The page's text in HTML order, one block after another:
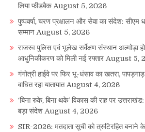
लिया फीडबैक August 5, 2026
पुष्पवर्षा, चरण प्रक्षालन और सेवा का संदेश: सीएम
सम्मान August 5, 2026
राजस्व पुलिस एवं भूलेख सर्वेक्षण संस्थान अल्मोड़ा
आधुनिकीकरण को मिली नई रफ्तार August 5,
गंगोत्री हाईवे पर फिर भू-धंसाव का खतरा,
बाधित रहा यातायात August 4, 2026
‘बिना रुके, बिना थके’ विकास की राह पर
बड़ा संदेश August 4, 2026
SIR-2026: मतदाता सूची को त्रुटिरहित बनाने के